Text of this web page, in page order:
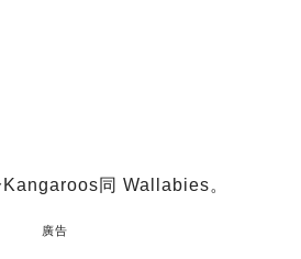
同 Wallabies。
廣告